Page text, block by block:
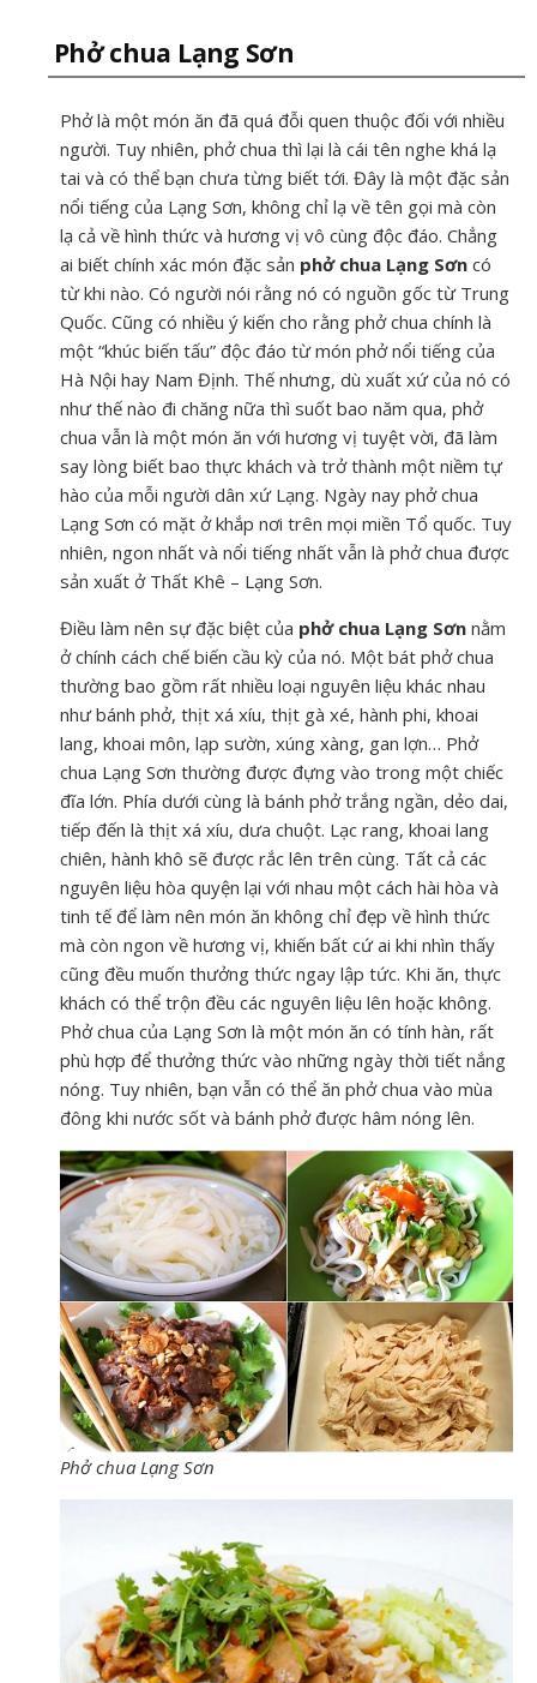
Phở chua Lạng Sơn
Phở là một món ăn đã quá đỗi quen thuộc đối với nhiều
người. Tuy nhiên, phở chua thì lại là cái tên nghe khá lạ
tai và có thể bạn chưa từng biết tới. Đây là một đặc sản
nổi tiếng của Lạng Sơn, không chỉ lạ về tên gọi mà còn
lạ cả về hình thức và hương vị vô cùng độc đáo. Chẳng
ai biết chính xác món đặc sản phở chua Lạng Sơn có
từ khi nào. Có người nói rằng nó có nguồn gốc từ Trung
Quốc. Cũng có nhiều ý kiến cho rằng phở chua chính là
một “khúc biến tấu” độc đáo từ món phở nổi tiếng của
Hà Nội hay Nam Định. Thế nhưng, dù xuất xứ của nó có
như thế nào đi chăng nữa thì suốt bao năm qua, phở
chua vẫn là một món ăn với hương vị tuyệt vời, đã làm
say lòng biết bao thực khách và trở thành một niềm tự
hào của mỗi người dân xứ Lạng. Ngày nay phở chua
Lạng Sơn có mặt ở khắp nơi trên mọi miền Tổ quốc. Tuy
nhiên, ngon nhất và nổi tiếng nhất vẫn là phở chua được
sản xuất ở Thất Khê – Lạng Sơn.
Điều làm nên sự đặc biệt của phở chua Lạng Sơn nằm
ở chính cách chế biến cầu kỳ của nó. Một bát phở chua
thường bao gồm rất nhiều loại nguyên liệu khác nhau
như bánh phở, thịt xá xíu, thịt gà xé, hành phi, khoai
lang, khoai môn, lạp sườn, xúng xàng, gan lợn… Phở
chua Lạng Sơn thường được đựng vào trong một chiếc
đĩa lớn. Phía dưới cùng là bánh phở trắng ngần, dẻo dai,
tiếp đến là thịt xá xíu, dưa chuột. Lạc rang, khoai lang
chiên, hành khô sẽ được rắc lên trên cùng. Tất cả các
nguyên liệu hòa quyện lại với nhau một cách hài hòa và
tinh tế để làm nên món ăn không chỉ đẹp về hình thức
mà còn ngon về hương vị, khiến bất cứ ai khi nhìn thấy
cũng đều muốn thưởng thức ngay lập tức. Khi ăn, thực
khách có thể trộn đều các nguyên liệu lên hoặc không.
Phở chua của Lạng Sơn là một món ăn có tính hàn, rất
phù hợp để thưởng thức vào những ngày thời tiết nắng
nóng. Tuy nhiên, bạn vẫn có thể ăn phở chua vào mùa
đông khi nước sốt và bánh phở được hâm nóng lên.
Phở chua Lạng Sơn